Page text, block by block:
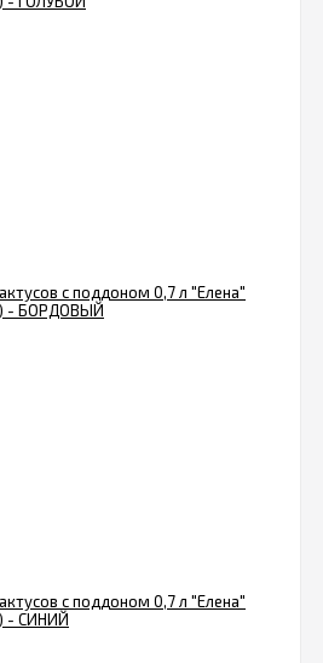
с поддоном 0,7 л "Елена"
- БОРДОВЫЙ
с поддоном 0,7 л "Елена"
- СИНИЙ